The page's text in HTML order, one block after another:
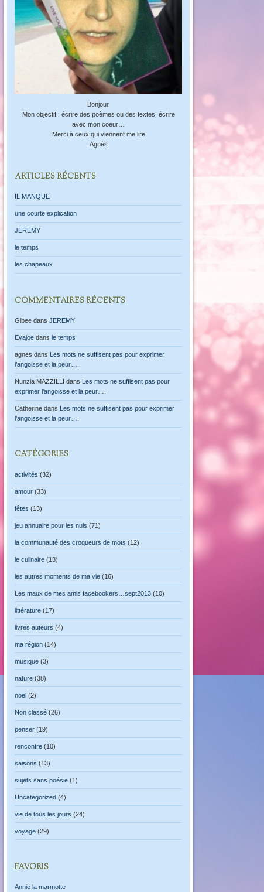
Bonjour,
Mon objectif : écrire des poèmes ou des textes, écrire
avec mon coeur…
Merci à ceux qui viennent me lire
Agnès
ARTICLES RÉCENTS
IL MANQUE
une courte explication
JEREMY
le temps
les chapeaux
COMMENTAIRES RÉCENTS
Gibee dansJEREMY
Evajoe dansle temps
agnes dans Les mots ne suffisent pas pour exprimer
l’angoisse et la peur….
Nunzia MAZZILLI dans Les mots ne suffisent pas pour
exprimer l’angoisse et la peur….
Catherine dans Les mots ne suffisent pas pour exprimer
l’angoisse et la peur….
CATÉGORIES
activités (32)
amour (33)
fêtes (13)
jeu annuaire pour les nuls (71)
la communauté des croqueurs de mots (12)
le culinaire (13)
les autres moments de ma vie (16)
Les maux de mes amis facebookers…sept2013 (10)
littérature (17)
livres auteurs (4)
ma région (14)
musique (3)
nature (38)
noel (2)
Non classé (26)
penser (19)
rencontre (10)
saisons (13)
sujets sans poésie (1)
Uncategorized (4)
vie de tous les jours (24)
voyage (29)
FAVORIS
Annie la marmotte